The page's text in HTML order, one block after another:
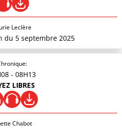
Leclère
du 5 septembre 2025
- 08H13
LIBRES
Chabot